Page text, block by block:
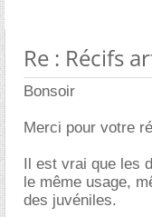
Re : Récifs
Bonsoir
Merci pour votre
Il est vrai que les
le même usage,
des juvéniles.